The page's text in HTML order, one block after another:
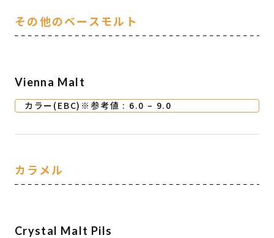
その他のベースモルト
Vienna Malt
カラー(EBC)※参考値 : 6.0 – 9.0
カラメル
Crystal Malt Pils